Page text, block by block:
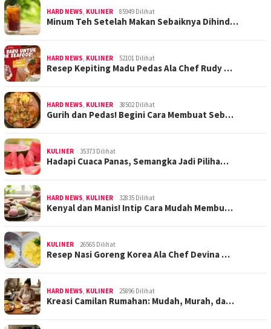
HARD NEWS, KULINER 85949 Dilihat
Minum Teh Setelah Makan Sebaiknya Dihind…
HARD NEWS, KULINER 52101 Dilihat
Resep Kepiting Madu Pedas Ala Chef Rudy …
HARD NEWS, KULINER 38502 Dilihat
Gurih dan Pedas! Begini Cara Membuat Seb…
KULINER 35373 Dilihat
Hadapi Cuaca Panas, Semangka Jadi Piliha…
HARD NEWS, KULINER 32835 Dilihat
Kenyal dan Manis! Intip Cara Mudah Membu…
KULINER 26565 Dilihat
Resep Nasi Goreng Korea Ala Chef Devina …
HARD NEWS, KULINER 25896 Dilihat
Kreasi Camilan Rumahan: Mudah, Murah, da…